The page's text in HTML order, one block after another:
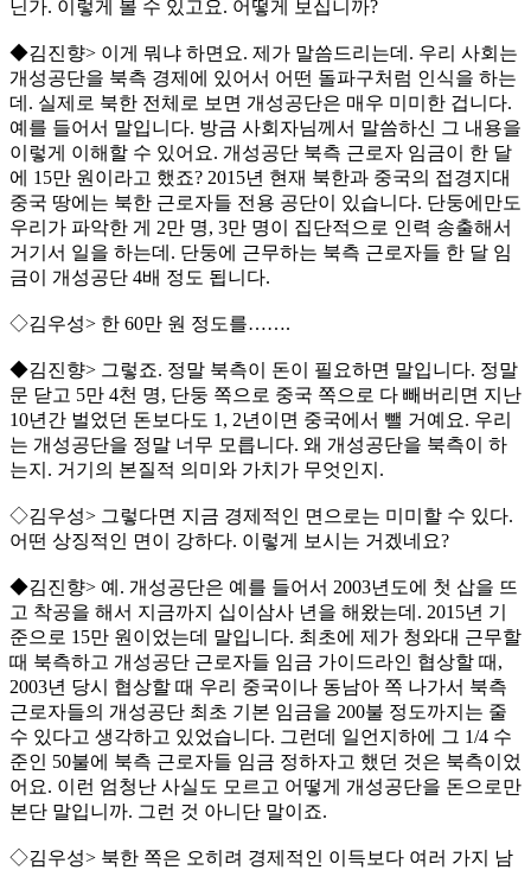
닌가. 이렇게 볼 수 있고요. 어떻게 보십니까?
◆김진향> 이게 뭐냐 하면요. 제가 말씀드리는데. 우리 사회는
개성공단을 북측 경제에 있어서 어떤 돌파구처럼 인식을 하는
데. 실제로 북한 전체로 보면 개성공단은 매우 미미한 겁니다.
예를 들어서 말입니다. 방금 사회자님께서 말씀하신 그 내용을
이렇게 이해할 수 있어요. 개성공단 북측 근로자 임금이 한 달
에 15만 원이라고 했죠? 2015년 현재 북한과 중국의 접경지대
중국 땅에는 북한 근로자들 전용 공단이 있습니다. 단둥에만도
우리가 파악한 게 2만 명, 3만 명이 집단적으로 인력 송출해서
거기서 일을 하는데. 단둥에 근무하는 북측 근로자들 한 달 임
금이 개성공단 4배 정도 됩니다.
◇김우성> 한 60만 원 정도를…….
◆김진향> 그렇죠. 정말 북측이 돈이 필요하면 말입니다. 정말
문 닫고 5만 4천 명, 단둥 쪽으로 중국 쪽으로 다 빼버리면 지난
10년간 벌었던 돈보다도 1, 2년이면 중국에서 뺄 거예요. 우리
는 개성공단을 정말 너무 모릅니다. 왜 개성공단을 북측이 하
는지. 거기의 본질적 의미와 가치가 무엇인지.
◇김우성> 그렇다면 지금 경제적인 면으로는 미미할 수 있다.
어떤 상징적인 면이 강하다. 이렇게 보시는 거겠네요?
◆김진향> 예. 개성공단은 예를 들어서 2003년도에 첫 삽을 뜨
고 착공을 해서 지금까지 십이삼사 년을 해왔는데. 2015년 기
준으로 15만 원이었는데 말입니다. 최초에 제가 청와대 근무할
때 북측하고 개성공단 근로자들 임금 가이드라인 협상할 때,
2003년 당시 협상할 때 우리 중국이나 동남아 쪽 나가서 북측
근로자들의 개성공단 최초 기본 임금을 200불 정도까지는 줄
수 있다고 생각하고 있었습니다. 그런데 일언지하에 그 1/4 수
준인 50불에 북측 근로자들 임금 정하자고 했던 것은 북측이었
어요. 이런 엄청난 사실도 모르고 어떻게 개성공단을 돈으로만
본단 말입니까. 그런 것 아니단 말이죠.
◇김우성> 북한 쪽은 오히려 경제적인 이득보다 여러 가지 남